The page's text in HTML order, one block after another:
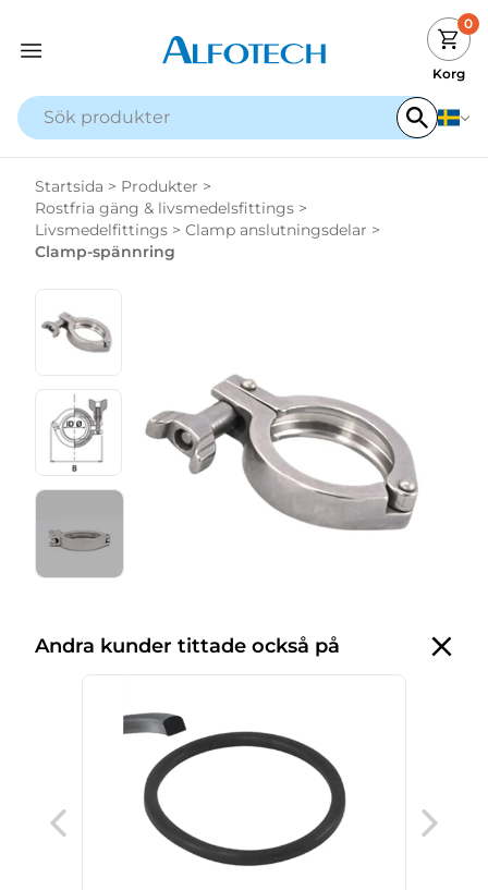
0
Korg
Startsida > Produkter >
Rostfria gäng & livsmedelsfittings >
Livsmedelfittings > Clamp anslutningsdelar >
Clamp-spännring
Andra kunder tittade också på